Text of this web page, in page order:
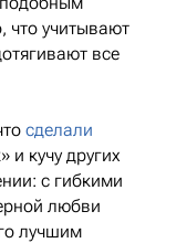
что учитывают
все
сделали
и кучу других
с гибкими
любви
лучшим